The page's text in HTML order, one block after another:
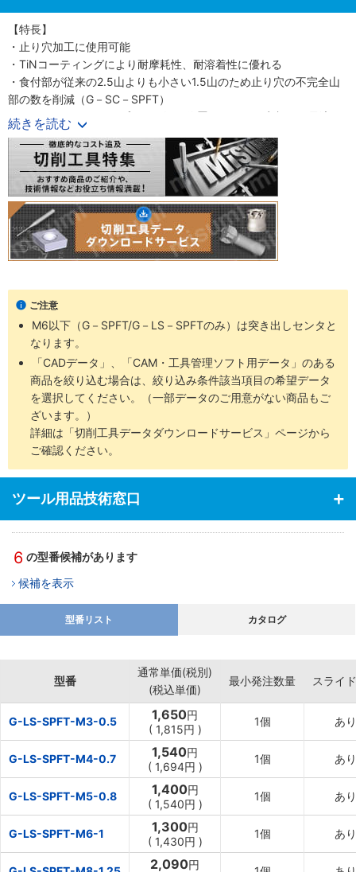
【特長】
・止り穴加工に使用可能
・TiNコーティングにより耐摩耗性、耐溶着性に優れる
・食付部が従来の2.5山よりも小さい1.5山のため止り穴の不完全山
部の数を削減（G－SC－SPFT）
・ロングシャンクタイプにより深い位置にあるねじ穴加工に最適
（G－LS－SPFT）
続きを読む
ご注意
M6以下（G－SPFT/G－LS－SPFTのみ）は突き出しセンタと
なります。
「CADデータ」、「CAM・工具管理ソフト用データ」のある
商品を絞り込む場合は、絞り込み条件該当項目の希望データ
を選択してください。（一部データのご用意がない商品もご
ざいます。）
詳細は「切削工具データダウンロードサービス」ページから
ご確認ください。
ツール用品技術窓口
6 の型番候補があります
候補を表示
型番リスト カタログ
型番
通常単価(税別)
(税込単価)
最小発注数量 スライ
G-LS-SPFT-M3-0.5 1,650円
( 1,815円 )
1個 あり
G-LS-SPFT-M4-0.7 1,540円
( 1,694円 )
1個 あり
G-LS-SPFT-M5-0.8 1,400円
( 1,540円 )
1個 あり
G-LS-SPFT-M6-1 1,300円
( 1,430円 )
1個 あり
2,090円